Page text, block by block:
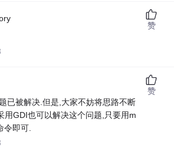
赞
已被解决.但是,大家不妨将思路不断
用GDI也可以解决这个问题,只要用m
令即可.
赞